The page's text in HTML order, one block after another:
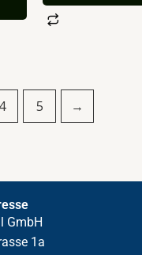
4 5 →
GmbH
1a